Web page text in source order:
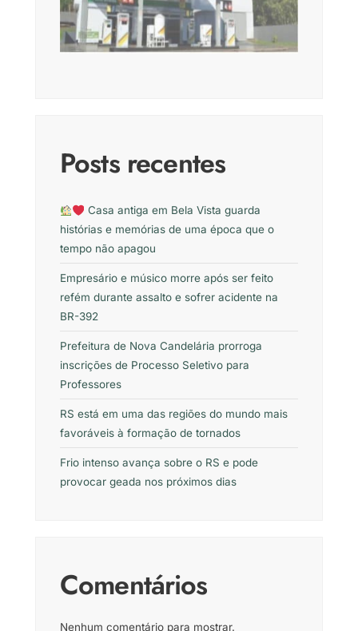
Posts recentes
Casa antiga em Bela Vista guarda
histórias e memórias de uma época que o
tempo não apagou
Empresário e músico morre após ser feito
refém durante assalto e sofrer acidente na
BR-392
Prefeitura de Nova Candelária prorroga
inscrições de Processo Seletivo para
Professores
RS está em uma das regiões do mundo mais
favoráveis à formação de tornados
Frio intenso avança sobre o RS e pode
provocar geada nos próximos dias
Comentários
Nenhum comentário para mostrar.